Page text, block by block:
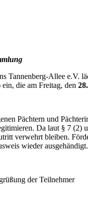
Tannenberg-Allee e.V.
die am Freitag, den
Pächtern und
Da laut § 7 (2)
verwehrt bleiben.
wieder
der Teilnehmer